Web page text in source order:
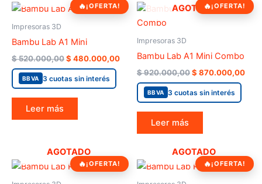
¡OFERTA!
Impresoras 3D
Bambu Lab A1 Mini
$520.000,00
Original
price
$ 480.000,00
Current
price
BBVA 3 cuotas sin interés
Leer más
¡OFERTA!
AGOTADO
Impresoras 3D
Bambu Lab A1 Mini Combo
$920.000,00
Original
price
$ 870.000,00
BBVA 3 cuotas sin interés
Leer más
¡OFERTA!
AGOTADO
Original
price
Current
price
¡OFERTA!
AGOTADO
Original
price
Current
price